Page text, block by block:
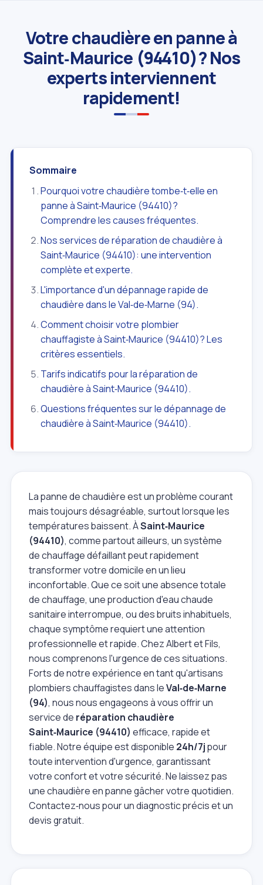
Votre chaudière en panne à
Saint‑Maurice (94410)? Nos
experts interviennent
rapidement!
Sommaire
Pourquoi votre chaudière tombe‑t‑elle en
panne à Saint‑Maurice (94410)?
Comprendre les causes fréquentes.
Nos services de réparation de chaudière à
Saint‑Maurice (94410): une intervention
complète et experte.
L'importance d'un dépannage rapide de
chaudière dans le Val‑de‑Marne (94).
Comment choisir votre plombier
chauffagiste à Saint‑Maurice (94410)? Les
critères essentiels.
Tarifs indicatifs pour la réparation de
chaudière à Saint‑Maurice (94410).
Questions fréquentes sur le dépannage de
chaudière à Saint‑Maurice (94410).
La panne de chaudière est un problème courant
mais toujours désagréable, surtout lorsque les
températures baissent. ÀSaint‑Maurice
(94410), comme partout ailleurs, un système
de chauffage défaillant peut rapidement
transformer votre domicile en un lieu
inconfortable. Que ce soit une absence totale
de chauffage, une production d'eau chaude
sanitaire interrompue, ou des bruits inhabituels,
chaque symptôme requiert une attention
professionnelle et rapide. Chez Albert et Fils,
nous comprenons l'urgence de ces situations.
Forts de notre expérience en tant qu'artisans
plombiers chauffagistes dans leVal‑de‑Marne
(94), nous nous engageons à vous offrir un
service de réparation chaudière
Saint‑Maurice (94410) efficace, rapide et
fiable. Notre équipe est disponible 24h/7jpour
toute intervention d'urgence, garantissant
votre confort et votre sécurité. Ne laissez pas
une chaudière en panne gâcher votre quotidien.
Contactez‑nous pour un diagnostic précis et un
devis gratuit.